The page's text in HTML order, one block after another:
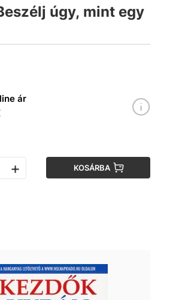
úgy, mint egy
ár
+ KOSÁRBA